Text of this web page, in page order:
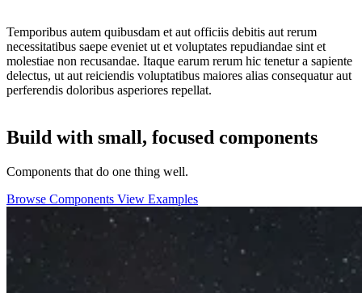
Temporibus autem quibusdam et aut officiis debitis aut rerum
necessitatibus saepe eveniet ut et voluptates repudiandae sint et
molestiae non recusandae. Itaque earum rerum hic tenetur a sapiente
delectus, ut aut reiciendis voluptatibus maiores alias consequatur aut
perferendis doloribus asperiores repellat.
Build with small, focused components
Components that do one thing well.
Browse Components View Examples